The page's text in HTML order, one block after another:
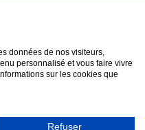
données de nos visiteurs,
personnalisé et vous faire vivre
sur les cookies que
Refuser